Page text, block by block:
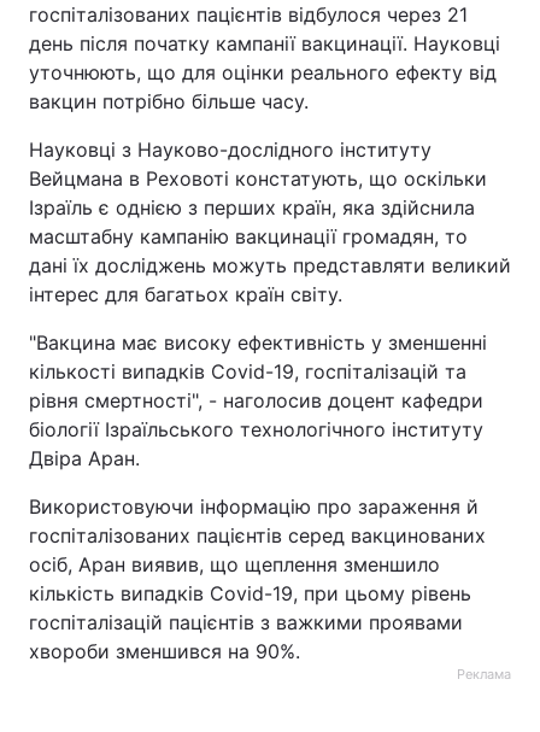
Тема оформлення
госпіталізованих пацієнтів відбулося через 21
день після початку кампанії вакцинації. Науковці
уточнюють, що для оцінки реального ефекту від
вакцин потрібно більше часу.
Науковці з Науково-дослідного інституту
Вейцмана в Реховоті констатують, що оскільки
Ізраїль є однією з перших країн, яка здійснила
масштабну кампанію вакцинації громадян, то
дані їх досліджень можуть представляти великий
інтерес для багатьох країн світу.
"Вакцина має високу ефективність у зменшенні
кількості випадків Covid-19, госпіталізацій та
рівня смертності", - наголосив доцент кафедри
біології Ізраїльського технологічного інституту
Двіра Аран.
Використовуючи інформацію про зараження й
госпіталізованих пацієнтів серед вакцинованих
осіб, Аран виявив, що щеплення зменшило
кількість випадків Covid-19, при цьому рівень
госпіталізацій пацієнтів з важкими проявами
хвороби зменшився на 90%.
Реклама